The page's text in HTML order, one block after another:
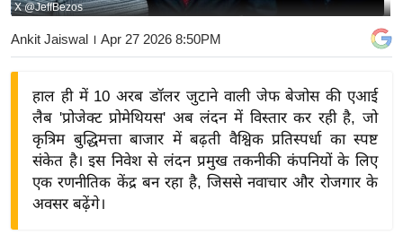
य
बि
ज़
द्यो
X @JeffBezos
Ankit Jaiswal । Apr 27 2026 8:50PM
हाल ही में 10 अरब डॉलर जुटाने वाली जेफ बेजोस की एआई
लैब 'प्रोजेक्ट प्रोमेथियस' अब लंदन में विस्तार कर रही है, जो
कृत्रिम बुद्धिमत्ता बाजार में बढ़ती वैश्विक प्रतिस्पर्धा का स्पष्ट
संकेत है। इस निवेश से लंदन प्रमुख तकनीकी कंपनियों के लिए
एक रणनीतिक केंद्र बन रहा है, जिससे नवाचार और रोजगार के
अवसर बढ़ेंगे।